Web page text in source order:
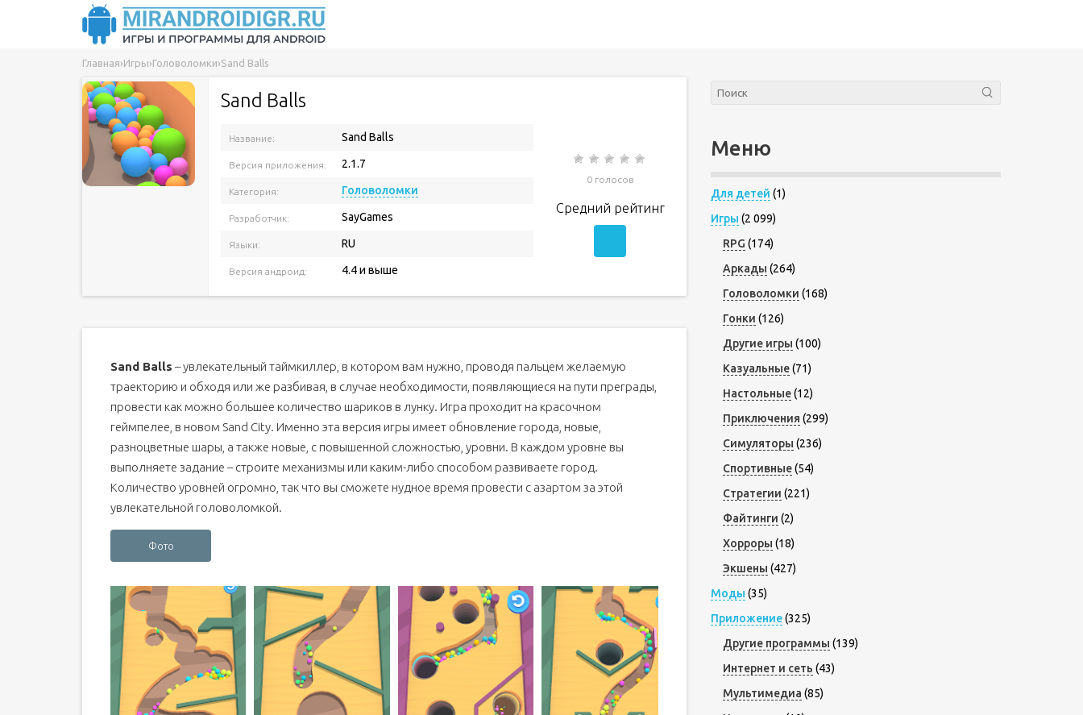
Главная›Игры›Головоломки›Sand Balls
Sand Balls
Название: Sand Balls
Версия приложения: 2.1.7
Категория: Головоломки
Разработчик: SayGames
Языки: RU
Версия андроид: 4.4 и выше
0 голосов
Средний рейтинг
Sand Balls – увлекательный таймкиллер, в котором вам нужно, проводя пальцем желаемую
траекторию и обходя или же разбивая, в случае необходимости, появляющиеся на пути преграды,
провести как можно большее количество шариков в лунку. Игра проходит на красочном
геймпелее, в новом Sand City. Именно эта версия игры имеет обновление города, новые,
разноцветные шары, а также новые, с повышенной сложностью, уровни. В каждом уровне вы
выполняете задание – строите механизмы или каким-либо способом развиваете город.
Количество уровней огромно, так что вы сможете нудное время провести с азартом за этой
увлекательной головоломкой.
Фото
Меню
Для детей (1)
Игры (2 099)
RPG (174)
Аркады (264)
Головоломки (168)
Гонки (126)
Другие игры (100)
Казуальные(71)
Настольные(12)
Приключения (299)
Симуляторы (236)
Спортивные(54)
Стратегии (221)
Файтинги (2)
Хорроры (18)
Экшены (427)
Моды (35)
Приложение(325)
Другие программы (139)
Интернет и сеть (43)
Мультимедиа (85)